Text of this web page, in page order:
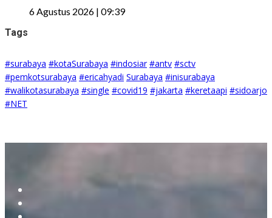
6 Agustus 2026 | 09:39
Tags
#surabaya #kotaSurabaya #indosiar #antv #sctv
#pemkotsurabaya #ericahyadi Surabaya #inisurabaya
#walikotasurabaya #single #covid19 #jakarta #keretaapi #sidoarjo
#NET